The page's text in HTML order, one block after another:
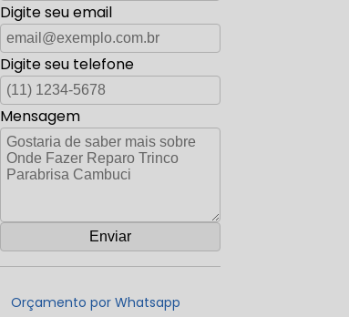
Digite seu email
Digite seu telefone
Mensagem
Orçamento por Whatsapp